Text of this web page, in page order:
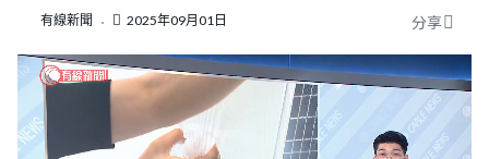
有線新聞 2025年09月01日 分享